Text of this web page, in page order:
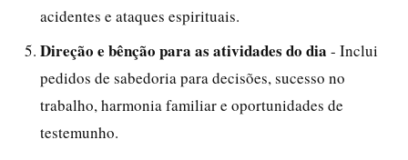
acidentes e ataques espirituais.
Direção e bênção para as atividades do dia - Inclui
pedidos de sabedoria para decisões, sucesso no
trabalho, harmonia familiar e oportunidades de
testemunho.